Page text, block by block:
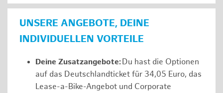
UNSERE ANGEBOTE, DEINE
INDIVIDUELLEN VORTEILE
Deine Zusatzangebote: Du hast die Optionen
auf das Deutschlandticket für 34,05 Euro, das
Lease-a-Bike-Angebot und Corporate